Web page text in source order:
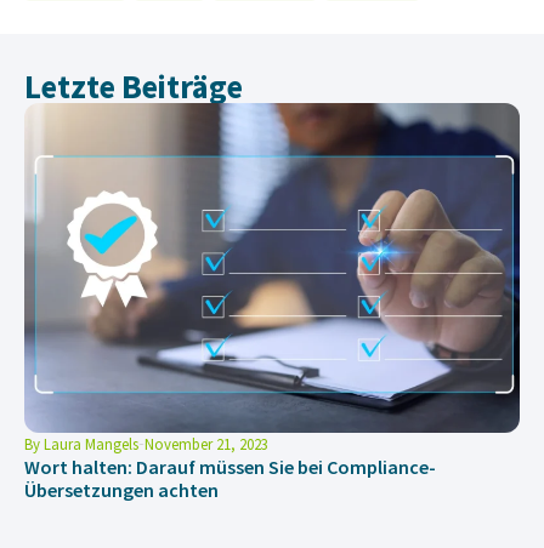
Letzte Beiträge
ByLaura Mangels November 21, 2023
Wort halten: Darauf müssen Sie bei Compliance-
Übersetzungen achten